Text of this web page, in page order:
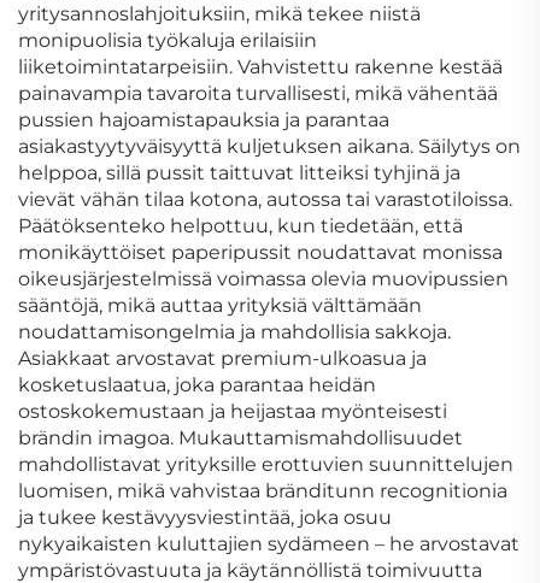
yritysannoslahjoituksiin, mikä tekee niistä
monipuolisia työkaluja erilaisiin
liiketoimintatarpeisiin. Vahvistettu rakenne kestää
painavampia tavaroita turvallisesti, mikä vähentää
pussien hajoamistapauksia ja parantaa
asiakastyytyväisyyttä kuljetuksen aikana. Säilytys on
helppoa, sillä pussit taittuvat litteiksi tyhjinä ja
vievät vähän tilaa kotona, autossa tai varastotiloissa.
Päätöksenteko helpottuu, kun tiedetään, että
monikäyttöiset paperipussit noudattavat monissa
oikeusjärjestelmissä voimassa olevia muovipussien
sääntöjä, mikä auttaa yrityksiä välttämään
noudattamisongelmia ja mahdollisia sakkoja.
Asiakkaat arvostavat premium-ulkoasua ja
kosketuslaatua, joka parantaa heidän
ostoskokemustaan ja heijastaa myönteisesti
brändin imagoa. Mukauttamismahdollisuudet
mahdollistavat yrityksille erottuvien suunnittelujen
luomisen, mikä vahvistaa bränditunn recognitionia
ja tukee kestävyysviestintää, joka osuu
nykyaikaisten kuluttajien sydämeen – he arvostavat
ympäristövastuuta ja käytännöllistä toimivuutta